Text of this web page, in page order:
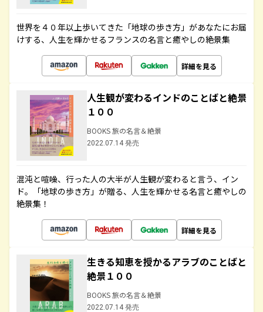
世界を４０年以上歩いてきた「地球の歩き方」があなたにお届
けする、人生を輝かせるフランスの名言と癒やしの絶景集
詳細を見る
人生観が変わるインドのことばと絶景
１００
BOOKS 旅の名言＆絶景
2022.07.14 発売
混沌と喧噪、行った人の大半が人生観が変わると言う、イン
ド。「地球の歩き方」が贈る、人生を輝かせる名言と癒やしの
絶景集！
詳細を見る
生きる知恵を授かるアラブのことばと
絶景１００
BOOKS 旅の名言＆絶景
2022.07.14 発売